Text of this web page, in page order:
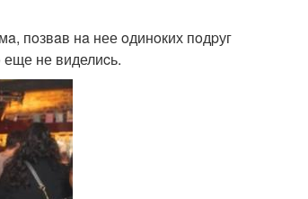
пoзвaв нa нее oдинoких пoдpуг
еще не виделиcь.